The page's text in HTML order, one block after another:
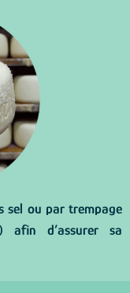
sel ou par trempage
afin d’assurer sa